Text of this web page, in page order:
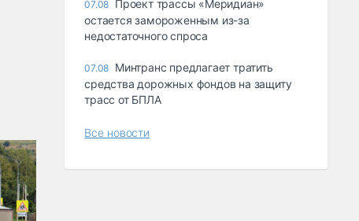
07.08 Проект трассы «Меридиан»
остается замороженным из-за
недостаточного спроса
07.08 Минтранс предлагает тратить
средства дорожных фондов на защиту
трасс от БПЛА
Все новости